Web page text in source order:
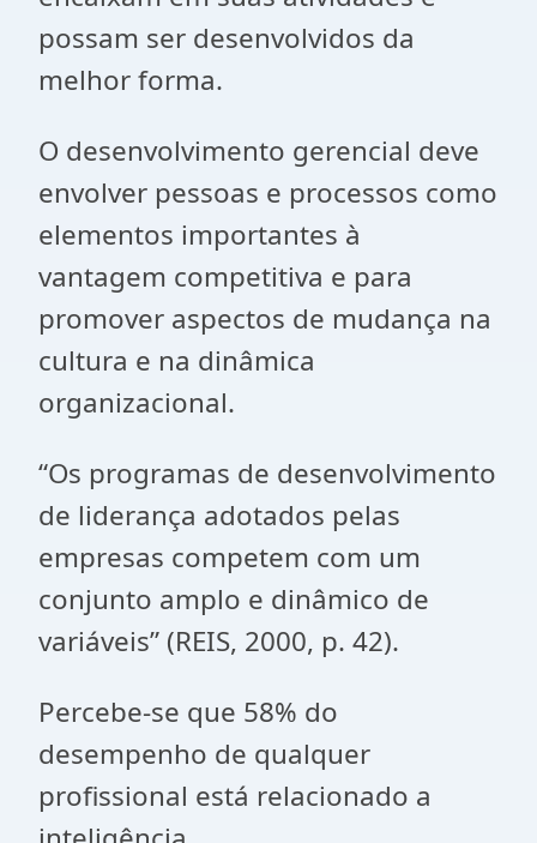
possam ser desenvolvidos da
melhor forma.
O desenvolvimento gerencial deve
envolver pessoas e processos como
elementos importantes à
vantagem competitiva e para
promover aspectos de mudança na
cultura e na dinâmica
organizacional.
“Os programas de desenvolvimento
de liderança adotados pelas
empresas competem com um
conjunto amplo e dinâmico de
variáveis” (REIS, 2000, p. 42).
Percebe-se que 58% do
desempenho de qualquer
profissional está relacionado a